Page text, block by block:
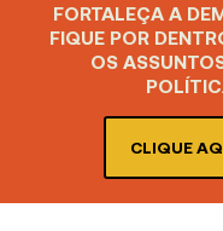
FORTALEÇA A
FIQUE POR
OS
CLIQUE